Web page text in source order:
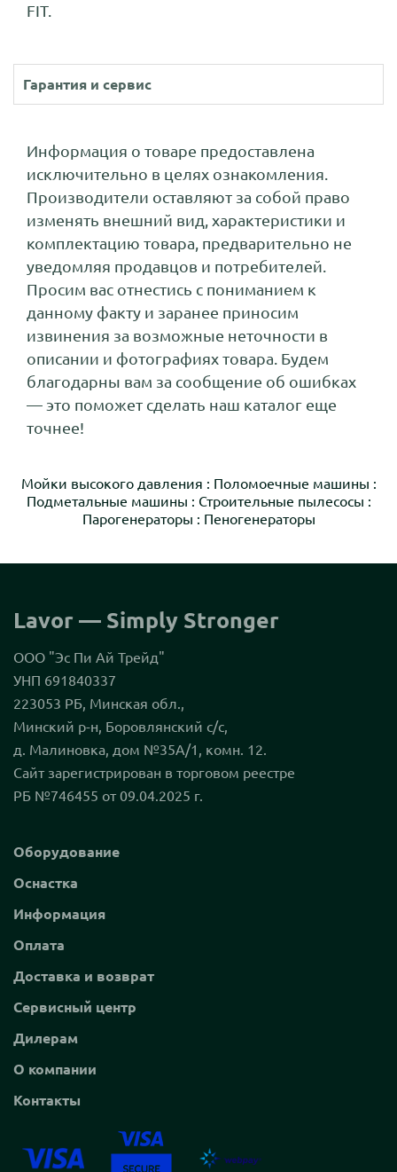
FIT.
Гарантия и сервис
Информация о товаре предоставлена
исключительно в целях ознакомления.
Производители оставляют за собой право
изменять внешний вид, характеристики и
комплектацию товара, предварительно не
уведомляя продавцов и потребителей.
Просим вас отнестись с пониманием к
данному факту и заранее приносим
извинения за возможные неточности в
описании и фотографиях товара. Будем
благодарны вам за сообщение об ошибках
— это поможет сделать наш каталог еще
точнее!
Мойки высокого давления : Поломоечные машины :
Подметальные машины : Строительные пылесосы :
Парогенераторы : Пеногенераторы
Lavor — Simply Stronger
ООО "Эс Пи Ай Трейд"
УНП 691840337
223053 РБ, Минская обл.,
Минский р-н, Боровлянский с/с,
д. Малиновка, дом №35А/1, комн. 12.
Сайт зарегистрирован в торговом реестре
РБ №746455 от 09.04.2025 г.
Оборудование
Оснастка
Информация
Оплата
Доставка и возврат
Сервисный центр
Дилерам
О компании
Контакты